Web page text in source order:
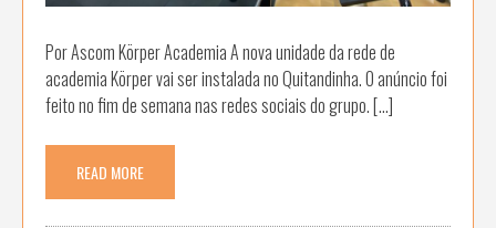
Por Ascom Körper Academia A nova unidade da rede de
academia Körper vai ser instalada no Quitandinha. O anúncio foi
feito no fim de semana nas redes sociais do grupo. […]
READ MORE